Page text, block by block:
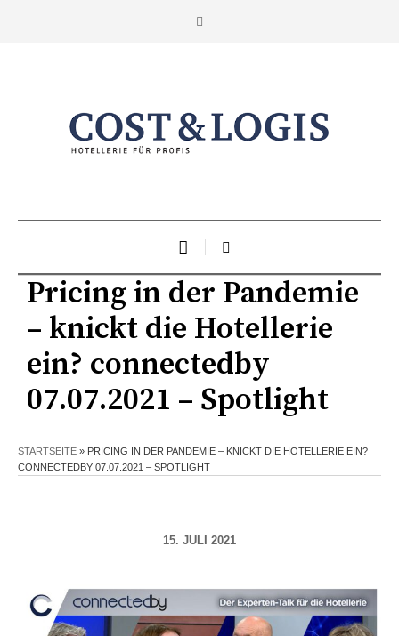
Pricing in der Pandemie
– knickt die Hotellerie
ein? connectedby
07.07.2021 – Spotlight
STARTSEITE » PRICING IN DER PANDEMIE – KNICKT DIE HOTELLERIE EIN?
CONNECTEDBY 07.07.2021 – SPOTLIGHT
15. JULI 2021